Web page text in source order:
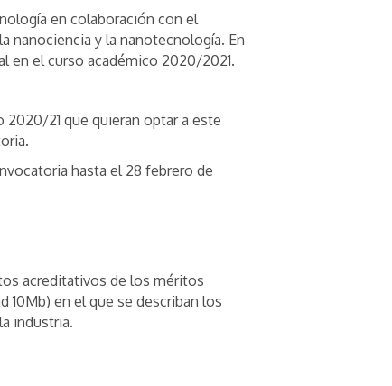
en colaboración con el
nanociencia y la nanotecnología. En
en el curso académico 2020/2021.
2020/21 que quieran optar a este
hasta el 28 febrero de
acreditativos de los méritos
10Mb) en el que se describan los
industria.